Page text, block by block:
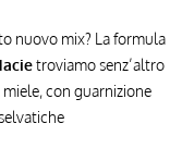
nuovo mix? La formula
troviamo senz’altro
con guarnizione